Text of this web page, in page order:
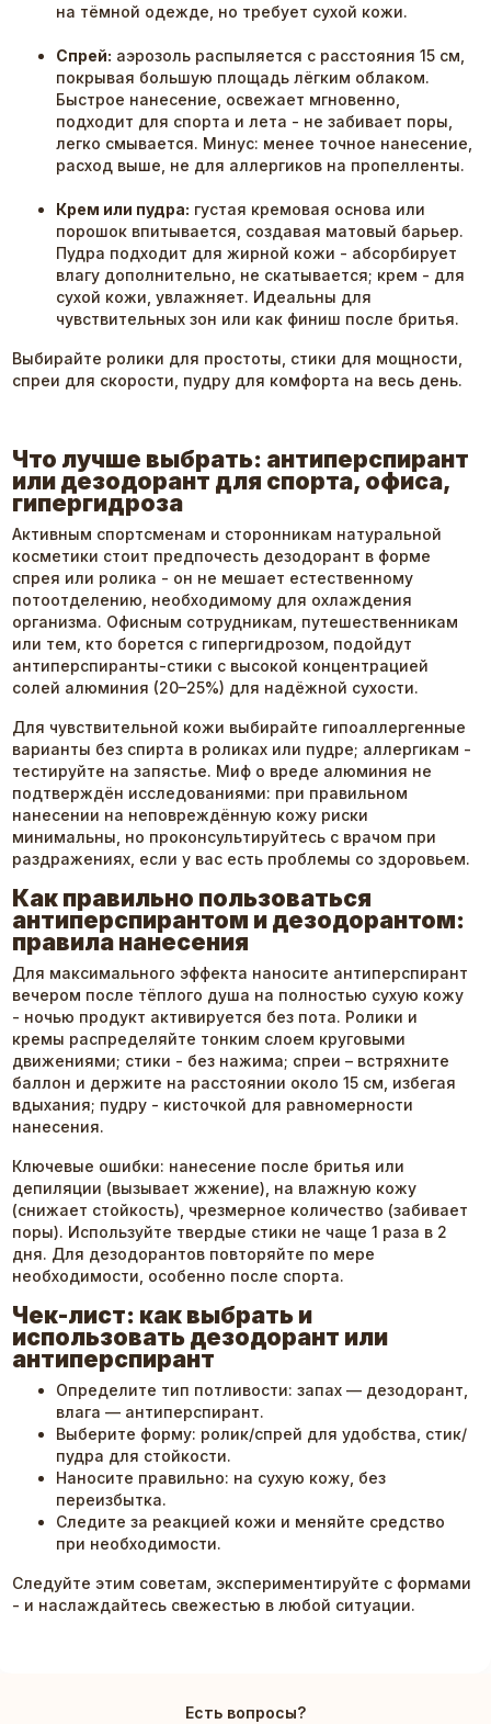
на тёмной одежде, но требует сухой кожи.
Спрей: аэрозоль распыляется с расстояния 15 см,
покрывая большую площадь лёгким облаком.
Быстрое нанесение, освежает мгновенно,
подходит для спорта и лета - не забивает поры,
легко смывается. Минус: менее точное нанесение,
расход выше, не для аллергиков на пропелленты.
Крем или пудра: густая кремовая основа или
порошок впитывается, создавая матовый барьер.
Пудра подходит для жирной кожи - абсорбирует
влагу дополнительно, не скатывается; крем - для
сухой кожи, увлажняет. Идеальны для
чувствительных зон или как финиш после бритья.
Выбирайте ролики для простоты, стики для мощности,
спреи для скорости, пудру для комфорта на весь день.
Что лучше выбрать: антиперспирант
или дезодорант для спорта, офиса,
гипергидроза
Активным спортсменам и сторонникам натуральной
косметики стоит предпочесть дезодорант в форме
спрея или ролика - он не мешает естественному
потоотделению, необходимому для охлаждения
организма. Офисным сотрудникам, путешественникам
или тем, кто борется с гипергидрозом, подойдут
антиперспиранты-стики с высокой концентрацией
солей алюминия (20–25%) для надёжной сухости.
Для чувствительной кожи выбирайте гипоаллергенные
варианты без спирта в роликах или пудре; аллергикам -
тестируйте на запястье. Миф о вреде алюминия не
подтверждён исследованиями: при правильном
нанесении на неповреждённую кожу риски
минимальны, но проконсультируйтесь с врачом при
раздражениях, если у вас есть проблемы со здоровьем.
Как правильно пользоваться
антиперспирантом и дезодорантом:
правила нанесения
Для максимального эффекта наносите антиперспирант
вечером после тёплого душа на полностью сухую кожу
- ночью продукт активируется без пота. Ролики и
кремы распределяйте тонким слоем круговыми
движениями; стики - без нажима; спреи – встряхните
баллон и держите на расстоянии около 15 см, избегая
вдыхания; пудру - кисточкой для равномерности
нанесения.
Ключевые ошибки: нанесение после бритья или
депиляции (вызывает жжение), на влажную кожу
(снижает стойкость), чрезмерное количество (забивает
поры). Используйте твердые стики не чаще 1 раза в 2
дня. Для дезодорантов повторяйте по мере
необходимости, особенно после спорта.
Чек-лист: как выбрать и
использовать дезодорант или
антиперспирант
Определите тип потливости: запах — дезодорант,
влага — антиперспирант.
Выберите форму: ролик/спрей для удобства, стик/
пудра для стойкости.
Наносите правильно: на сухую кожу, без
переизбытка.
Следите за реакцией кожи и меняйте средство
при необходимости.
Следуйте этим советам, экспериментируйте с формами
- и наслаждайтесь свежестью в любой ситуации.
Есть вопросы?